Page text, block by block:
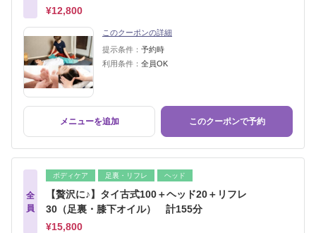
¥12,800
このクーポンの詳細
提示条件： 予約時
利用条件： 全員OK
メニューを追加 このクーポンで予約
全
員
ボディケア 足裏・リフレ ヘッド
【贅沢に♪】タイ古式100＋ヘッド20＋リフレ
30（足裏・膝下オイル） 計155分
¥15,800